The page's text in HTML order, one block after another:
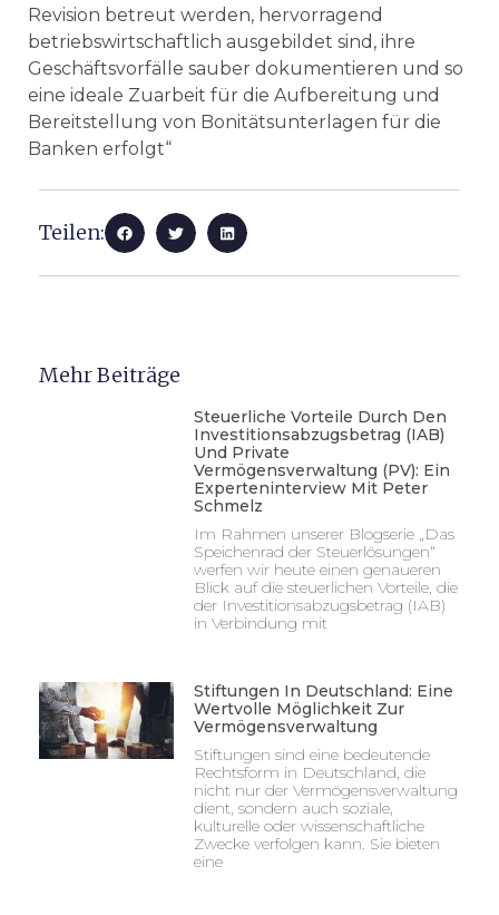
Revision betreut werden, hervorragend
betriebswirtschaftlich ausgebildet sind, ihre
Geschäftsvorfälle sauber dokumentieren und so
eine ideale Zuarbeit für die Aufbereitung und
Bereitstellung von Bonitätsunterlagen für die
Banken erfolgt“
Teilen:
Mehr Beiträge
Steuerliche Vorteile Durch Den
Investitionsabzugsbetrag (IAB)
Und Private
Vermögensverwaltung (PV): Ein
Experteninterview Mit Peter
Schmelz
Im Rahmen unserer Blogserie „Das
Speichenrad der Steuerlösungen“
werfen wir heute einen genaueren
Blick auf die steuerlichen Vorteile, die
der Investitionsabzugsbetrag (IAB)
in Verbindung mit
Stiftungen In Deutschland: Eine
Wertvolle Möglichkeit Zur
Vermögensverwaltung
Stiftungen sind eine bedeutende
Rechtsform in Deutschland, die
nicht nur der Vermögensverwaltung
dient, sondern auch soziale,
kulturelle oder wissenschaftliche
Zwecke verfolgen kann. Sie bieten
eine